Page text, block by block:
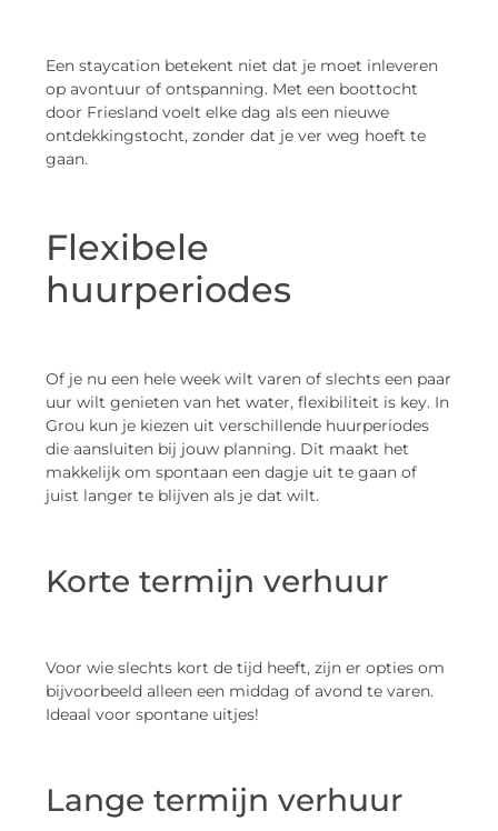
Een staycation betekent niet dat je moet inleveren
op avontuur of ontspanning. Met een boottocht
door Friesland voelt elke dag als een nieuwe
ontdekkingstocht, zonder dat je ver weg hoeft te
gaan.
Flexibele
huurperiodes
Of je nu een hele week wilt varen of slechts een paar
uur wilt genieten van het water, flexibiliteit is key. In
Grou kun je kiezen uit verschillende huurperiodes
die aansluiten bij jouw planning. Dit maakt het
makkelijk om spontaan een dagje uit te gaan of
juist langer te blijven als je dat wilt.
Korte termijn verhuur
Voor wie slechts kort de tijd heeft, zijn er opties om
bijvoorbeeld alleen een middag of avond te varen.
Ideaal voor spontane uitjes!
Lange termijn verhuur